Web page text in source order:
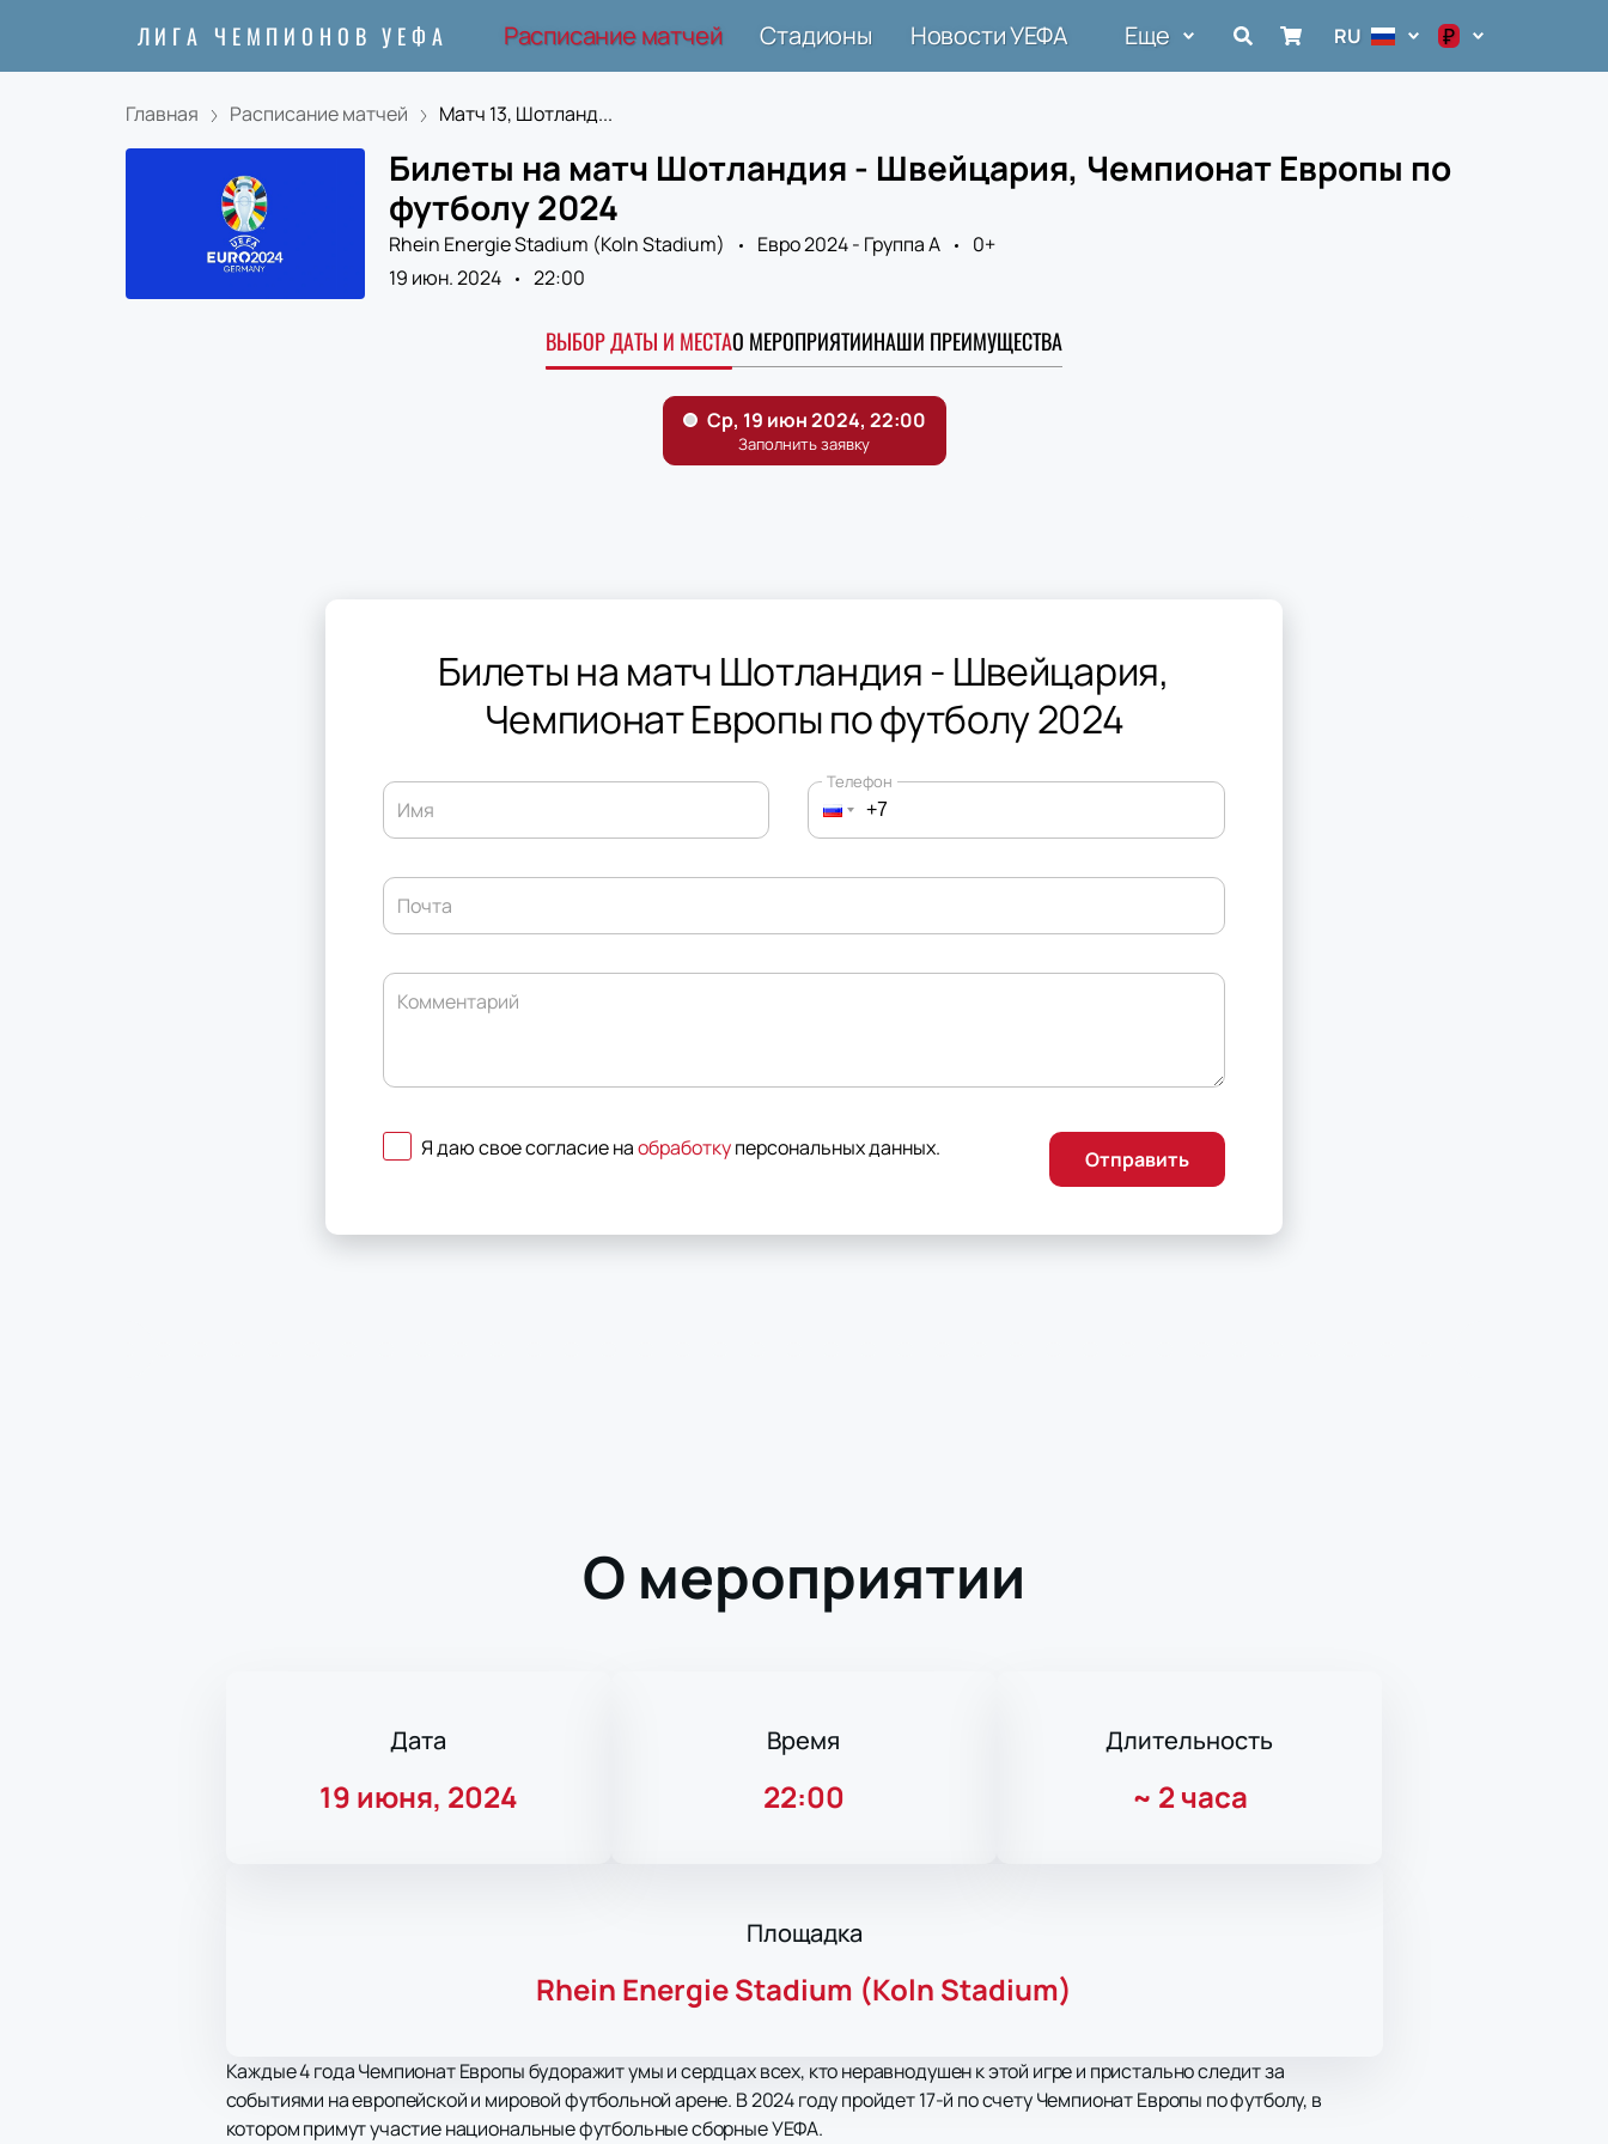
ЛИГА ЧЕМПИОНОВ УЕФА Расписание матчей Стадионы Новости УЕФА Еще RU ₽
Главная Расписание матчей Матч 13, Шотланд...
Билеты на матч Шотландия - Швейцария, Чемпионат Европы по
футболу 2024
Rhein Energie Stadium (Koln Stadium) Евро 2024 - Группа A
0+
19 июн. 2024
22:00
ВЫБОР ДАТЫ И МЕСТАО МЕРОПРИЯТИИНАШИ ПРЕИМУЩЕСТВА
Билеты на матч Шотландия - Швейцария,
Чемпионат Европы по футболу 2024
Имя
Телефон
Почта
Комментарий
Я даю свое согласие наобработкуперсональных данных. Отправить
О мероприятии
Дата
19 июня, 2024
Время
22:00
Длительность
~ 2 часа
Площадка
Rhein Energie Stadium (Koln Stadium)
Каждые 4 года Чемпионат Европы будоражит умы и сердцах всех, кто неравнодушен к этой игре и пристально следит за
событиями на европейской и мировой футбольной арене. В 2024 году пройдет 17-й по счету Чемпионат Европы по футболу, в
котором примут участие национальные футбольные сборные УЕФА.